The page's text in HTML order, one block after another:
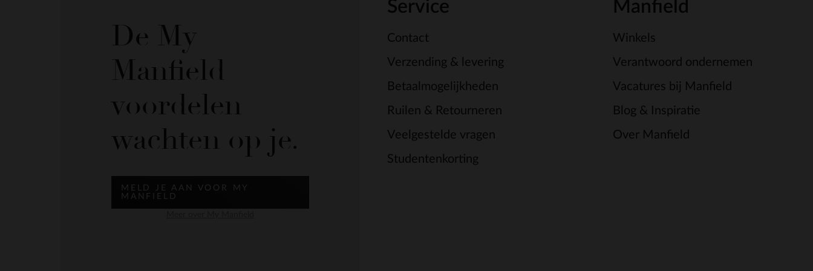
De My
Manfield
voordelen
wachten op je.
MELD JE AAN VOOR MY
MANFIELD
Service
Contact
Verzending & levering
Betaalmogelijkheden
Ruilen & Retourneren
Veelgestelde vragen
Studentenkorting
Manfield
Winkels
Verantwoord ondernemen
Vacatures bij Manfield
Blog & Inspiratie
Over Manfield